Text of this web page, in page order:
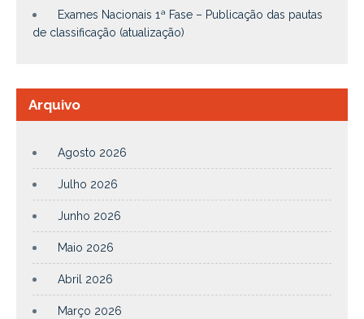
Exames Nacionais 1ª Fase – Publicação das pautas
de classificação (atualização)
Arquivo
Agosto 2026
Julho 2026
Junho 2026
Maio 2026
Abril 2026
Março 2026